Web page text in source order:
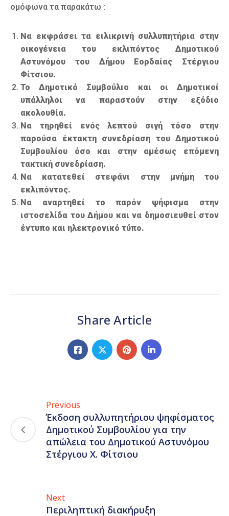
ομόφωνα τα παρακάτω :
Να εκφράσει τα ειλικρινή συλλυπητήρια στην
οικογένεια του εκλιπόντος Δημοτικού
Αστυνόμου του Δήμου Εορδαίας Στέργιου
Φίτσιου.
Το Δημοτικό Συμβούλιο και οι Δημοτικοί
υπάλληλοι να παραστούν στην εξόδιο
ακολουθία.
Να τηρηθεί ενός λεπτού σιγή τόσο στην
παρούσα έκτακτη συνεδρίαση του Δημοτικού
Συμβουλίου όσο και στην αμέσως επόμενη
τακτική συνεδρίαση.
Να κατατεθεί στεφάνι στην μνήμη του
εκλιπόντος.
Να αναρτηθεί το παρόν ψήφισμα στην
ιστοσελίδα του Δήμου και να δημοσιευθεί στον
έντυπο και ηλεκτρονικό τύπο.
Share Article
Previous
Έκδοση συλλυπητήριου ψηφίσματος
Δημοτικού Συμβουλίου για την
απώλεια του Δημοτικού Αστυνόμου
Στέργιου Χ. Φίτσιου
Next
Περιληπτική διακήρυξη